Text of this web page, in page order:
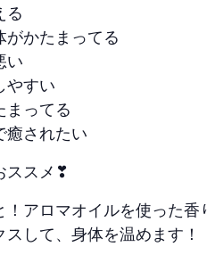
る
がかたまってる
い
やすい
まってる
癒されたい
ススメ❣
！アロマオイルを使った香
して、身体を温めます！